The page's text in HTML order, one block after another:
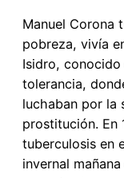
Manuel Corona
pobreza, vivía
Isidro,
tolerancia,
luchaban por la
prostitución. En
tuberculosis en
invernal